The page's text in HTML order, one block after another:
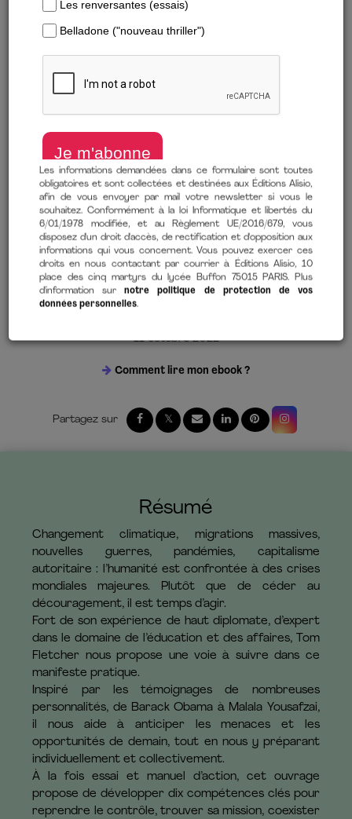
Télécharger un extrait
10 clés pour agir d'ici 2050
11 octobre 2022
Comment lire mon ebook ?
Résumé
Changement climatique, migrations massives,
nouvelles guerres, pandémies, capitalisme
autoritaire : l’humanité est confrontée à des crises
mondiales majeures. Plutôt que de céder au
découragement, il est temps d’agir.
Fort de son expérience de haut diplomate, d’expert
dans le domaine de l’éducation et des affaires, Tom
Fletcher nous propose une voie à suivre dans ce
manifeste pratique.
Inspiré par les témoignages de nombreuses
personnalités, de Barack Obama à Malala Yousafzai,
il nous aide à anticiper les menaces et les
opportunités de demain, tout en nous y préparant
individuellement et collectivement.
À la fois essai et manuel d’action, cet ouvrage
propose de développer dix compétences clés pour
reprendre le contrôle, trouver sa mission, coexister
Les informations demandées dans ce formulaire sont toutes
obligatoires et sont collectées et destinées aux Éditions Alisio,
afin de vous envoyer par mail votre newsletter si vous le
souhaitez. Conformément à la loi Informatique et libertés du
6/01/1978 modifiée, et au Règlement UE/2016/679, vous
disposez d'un droit d'accès, de rectification et d'opposition aux
informations qui vous concernent. Vous pouvez exercer ces
droits en nous contactant par courrier à Éditions Alisio, 10
place des cinq martyrs du lycée Buffon 75015 PARIS. Plus